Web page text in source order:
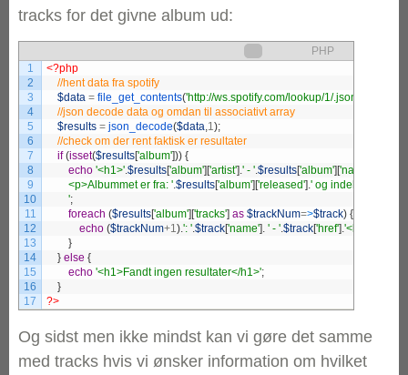
tracks for det givne album ud:
PHP
1
2
3
4
5
6
7
8
9
10
11
12
13
14
15
16
17
<?php
$data = file_get_contents('http://ws.spotify.com/lookup/1/
$results = json_decode($data,1);
if (isset($results['album'])) {
echo '<h1>'.$results['album'] ['artist'].' - '.$results['album'] ['name'
<p>Albummet er fra: '.$results['album'] ['released'].' og indeholder '
';
foreach ($results['album'] ['tracks'] as $trackNum=>$track) {
echo ($trackNum+1).': '.$track['name']. ' - '.$track['href'].'<br><hr>'
}
} else {
echo '<h1>Fandt ingen resultater</h1>';
}
?>
Og sidst men ikke mindst kan vi gøre det samme
med tracks hvis vi ønsker information om hvilket